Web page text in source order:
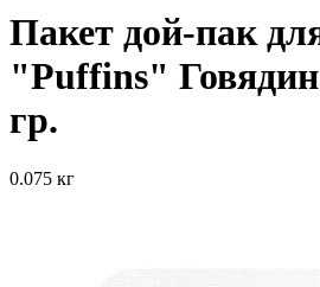
Пакет дой-пак
"Puffins"
гр.
0.075 кг